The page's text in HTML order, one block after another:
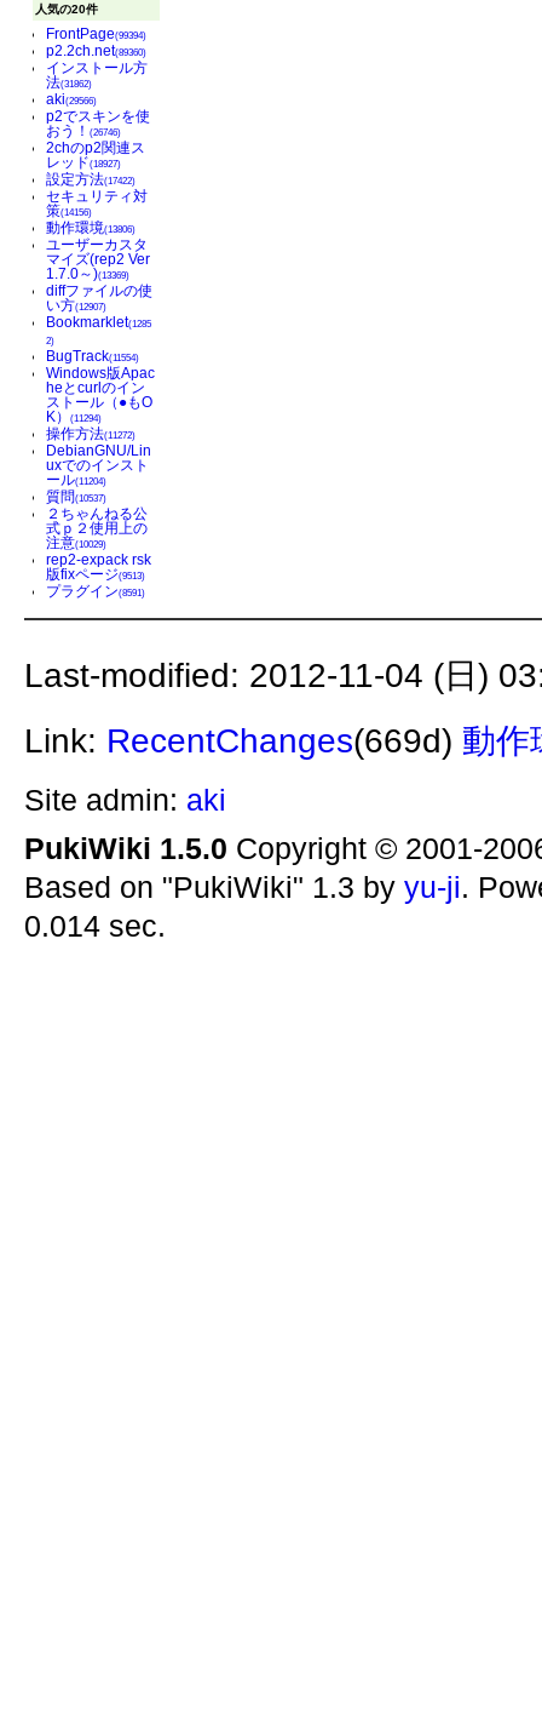
人気の20件
FrontPage(99394)
p2.2ch.net(89360)
インストール方
法(31862)
aki(29566)
p2でスキンを使
おう！(26746)
2chのp2関連ス
レッド(18927)
設定方法(17422)
セキュリティ対
策(14156)
動作環境(13806)
ユーザーカスタ
マイズ(rep2 Ver
1.7.0～)(13369)
diffファイルの使
い方(12907)
Bookmarklet(1285
2)
BugTrack(11554)
Windows版Apac
heとcurlのイン
ストール（●もO
K）(11294)
操作方法(11272)
DebianGNU/Lin
uxでのインスト
ール(11204)
質問(10537)
２ちゃんねる公
式ｐ２使用上の
注意(10029)
rep2-expack rsk
版fixページ(9513)
プラグイン(8591)
Last-modified: 2012-11-04 (日)
Link: RecentChanges(669d) 動作
Site admin: aki
PukiWiki 1.5.0 Copyright © 2001-
Based on "PukiWiki" 1.3 by yu-ji.
0.014 sec.